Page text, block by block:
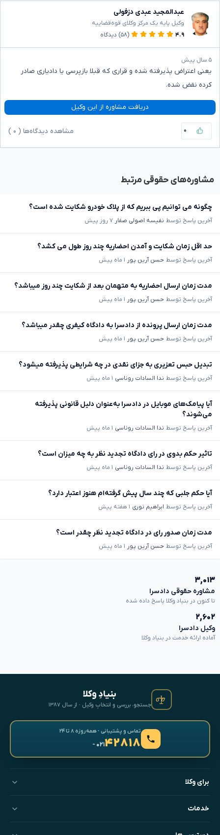
عبدالمجید عبدی دزفولی
وکیل پایه یک مرکز وکلای قوه‌قضاییه
۴.۹
(۵۸) دیدگاه
۵ سال پیش
یعنی اعتراض پذیرفته شده و قراری که قبلا بازپرسی یا دادیاری صادر
کرده نقض شده.
دریافت مشاوره از این وکیل
۰ مشاهده دیدگاه‌ها ( ۰
مشاوره‌های حقوقی مرتبط
چگونه می توانیم پی ببریم که از پلاک خودرو شکایت شده است؟
آخرین پاسخ توسط نفیسه اصولی صفار ۷ روز پیش
حد اقل زمان شکایت و آمدن احضاریه چند روز طول می کشد؟
آخرین پاسخ توسط حسن آرین پور ۱ ماه پیش
مدت زمان ارسال احضاریه به متهمان بعد از شکایت چند روز میباشد؟
آخرین پاسخ توسط حسن آرین پور ۱ ماه پیش
مدت زمان ارسال پرونده از دادسرا به دادگاه کیفری چقدر میباشد؟
آخرین پاسخ توسط حسن آرین پور ۱ ماه پیش
تبدیل حبس تعزیری به جزای نقدی در چه شرایطی پذیرفته میشود؟
آخرین پاسخ توسط ندا السادات روناسی ۱ ماه پیش
آیا پیامک‌های موبایل در دادسرا به‌عنوان دلیل قانونی پذیرفته
می‌شوند؟
آخرین پاسخ توسط ندا السادات روناسی ۱ ماه پیش
تاثیر حکم بدوی در رای دادگاه تجدید نظر به چه میزان است؟
آخرین پاسخ توسط ندا السادات روناسی ۱ ماه پیش
آیا حکم جلبی که چند سال پیش گرفته‌ام هنوز اعتبار دارد؟
آخرین پاسخ توسط ابراهیم نوری ۱ هفته پیش
مدت زمان صدور رای در دادگاه تجدید نظر چقدر است؟
آخرین پاسخ توسط حسن آرین پور ۱ ماه پیش
۳,۰۱۳
مشاوره حقوقی دادسرا
تا کنون در بنیاد وکلا پاسخ داده شده
۲,۶۰۲
وکیل دادسرا
آماده ارائه خدمت در بنیاد وکلا
بنیادِ وکلا
جستجو، بررسی و انتخابِ وکیل · از سال ۱۳۸۷
تماس و پشتیبانی · همه‌روزه ۸ تا ۲۴
۴۲۸۱۸- ۰۲۱
برای وکلا
خدمات